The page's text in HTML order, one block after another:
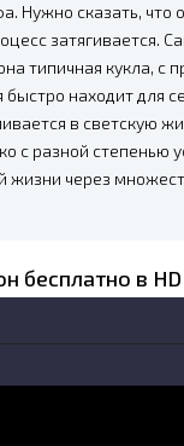
Нужно сказать, что
затягивается.
типичная кукла, с
находит для
в светскую
с разной степенью
жизни через
бесплатно в